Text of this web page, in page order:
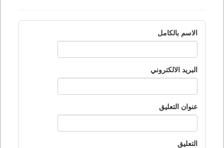
الاسم بالكامل
البريد الالكتروني
عنوان التعليق
التعليق